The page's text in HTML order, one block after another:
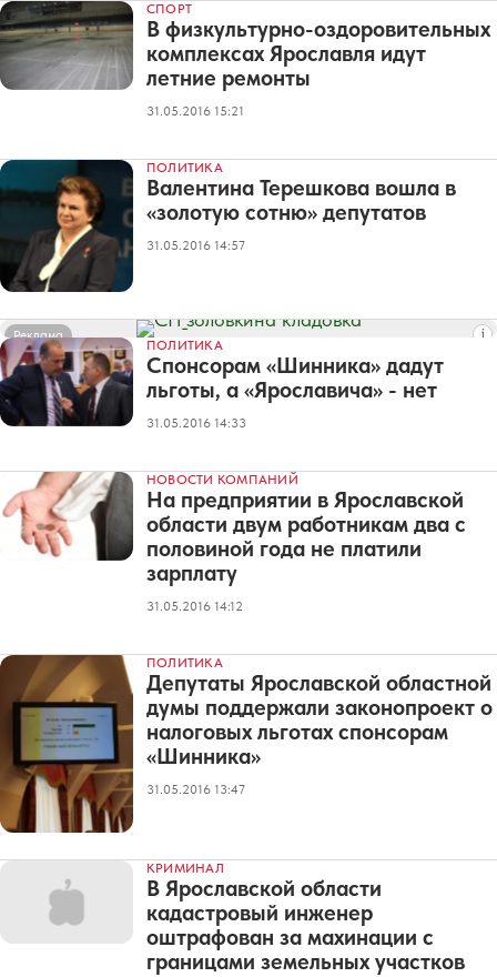
СПОРТ
В физкультурно-оздоровительных
комплексах Ярославля идут
летние ремонты
31.05.2016 15:21
ПОЛИТИКА
Валентина Терешкова вошла в
«золотую сотню» депутатов
31.05.2016 14:57
Реклама
ПОЛИТИКА
Спонсорам «Шинника» дадут
льготы, а «Ярославича» - нет
31.05.2016 14:33
НОВОСТИ КОМПАНИЙ
На предприятии в Ярославской
области двум работникам два с
половиной года не платили
зарплату
31.05.2016 14:12
ПОЛИТИКА
Депутаты Ярославской областной
думы поддержали законопроект о
налоговых льготах спонсорам
«Шинника»
31.05.2016 13:47
КРИМИНАЛ
В Ярославской области
кадастровый инженер
оштрафован за махинации с
границами земельных участков